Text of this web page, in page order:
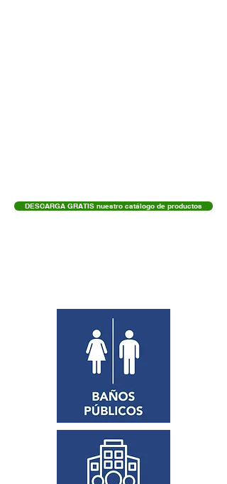
DESCARGA GRATIS nuestro catálogo de productos